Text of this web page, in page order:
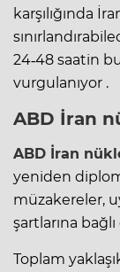
karşılığında
24‑48 saatin
vurgulanıyor .
ABD İran
ABD İran
yeniden
müzakereler,
şartlarına
Toplam